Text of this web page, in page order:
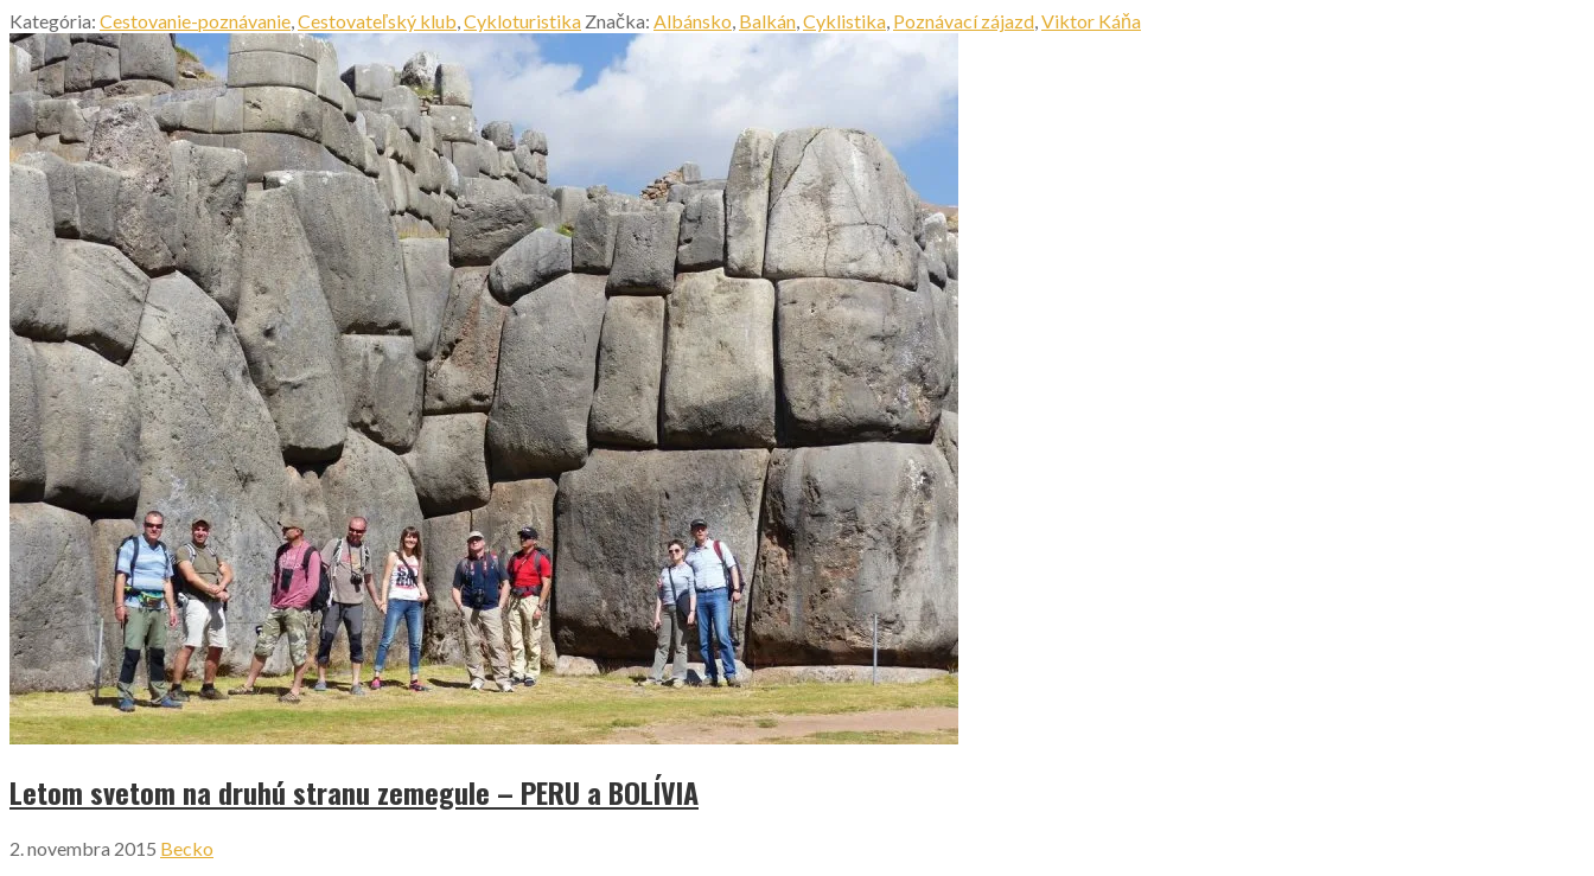
Kategória: Cestovanie-poznávanie Cestovateľský klub Cykloturistika Značka: Albánsko Balkán Cyklistika Poznávací zájazd Viktor Káňa
Letom svetom na druhú stranu zemegule – PERU a BOLÍVIA
2. novembra 2015 Becko